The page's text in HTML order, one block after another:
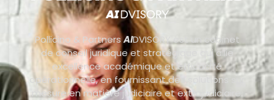
Pollicino & PartnersAIDVISORY est un cabinet
de conseil juridique et stratégique qui allie
excellence académique et efficacité
opérationnelle, en fournissant des solutions sur
mesure en matière judiciaire et extrajudiciaire.